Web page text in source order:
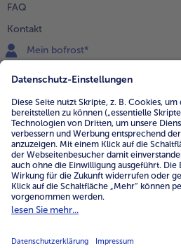
FAQ
Kontakt
Mein bofrost*
0800 - 000 19 18
Mo.-Fr.: 7-21 Uhr Sa: 8-16 Uhr
Service
Unternehmen
Über uns